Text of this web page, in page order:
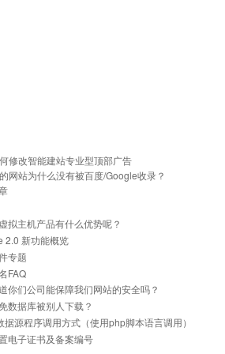
修改智能建站专业型顶部广告
网站为什么没有被百度/Google收录？
拟主机产品有什么优势呢？
2.0 新功能概览
专题
FAQ
你们公司能保障我们网站的安全吗？
数据库被别人下载？
据源程序调用方式（使用php脚本语言调用）
电子证书及备案编号